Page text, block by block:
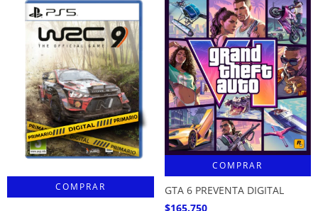
COMPRAR
GTA 6 PREVENTA DIGITAL
$165.750